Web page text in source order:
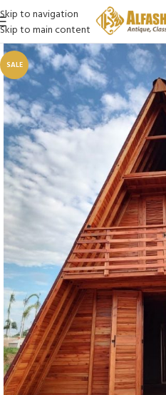
Skip to navigation
Skip to main content
SALE